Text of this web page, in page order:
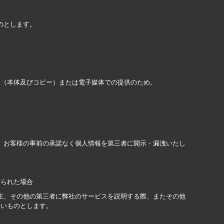
します。
体及びコピー）または電子媒体での提供のため。
客様の事前の承諾なく個人情報を第三者に開示・漏洩いたし
れた場合
その他の第三者に弊社のサービスを説明する際、またその他
ものとします。